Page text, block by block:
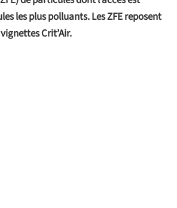
les plus polluants. Les ZFE reposent
Crit’Air.